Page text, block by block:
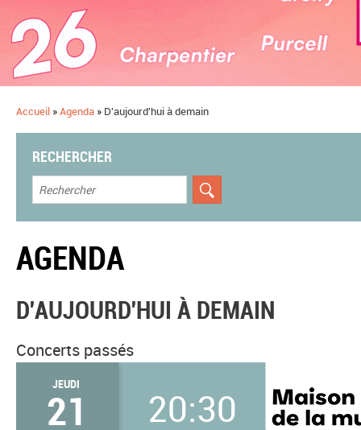
Accueil »Agenda » D'aujourd'hui à demain
RECHERCHER
AGENDA
D'AUJOURD'HUI À DEMAIN
Concerts passés
JEUDI
21 20:30